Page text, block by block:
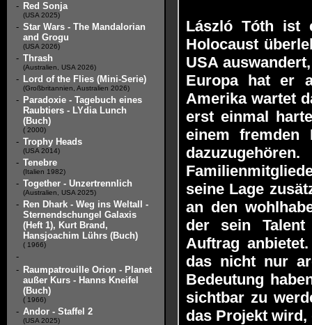
- Red Sonja
(USA 2025)
- Star Wars - The Mandalorian
and Grogu
(USA 2026)
- Thrash
(Australien, USA 2026)
- Lord of the Flies (Mini-Serie)
(Großbritannien, Australien 2026)
- Paradoxie - Tagebuch eines
Raubtiers - LYdia Lunch
(Buch)
( 2000)
- Trophy Heads
(USA 2014)
- Tenebre
(Italien 1982)
- Together - Unzertrennlich
(Australien, USA 2025)
- Ren Dhark - Weg ins Weltall -
Sternendschungel Galaxis
(Heft 1), Kurt Brand,
Hansjoachim Lührs (Buch)
( 1966)
-
- Raumpatrouille Orion - Planet
außer Kurs - Hanns Kneifel
(Buch)
( 1966)
- Andor - Staffel 2
(USA 2025)
László Tóth ist
Holocaust
USA
Europa hat er
Amerika wartet
erst einmal
einem
seine Lage
an den
der sein
Auftrag
das nicht nur
Bedeutung
sichtbar zu
das Projekt